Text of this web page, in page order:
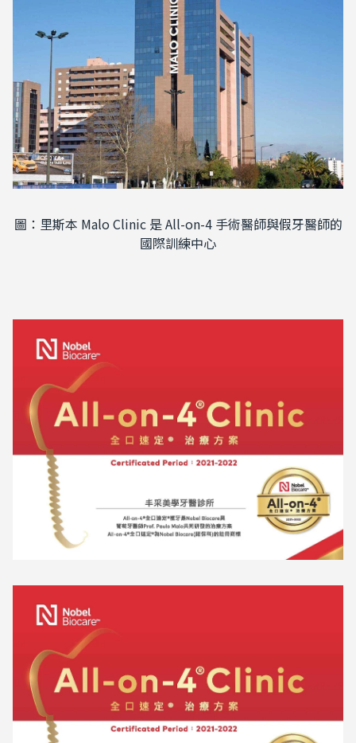
圖：里斯本 Malo Clinic 是 All-on-4 手術醫師與假牙醫師的
國際訓練中心